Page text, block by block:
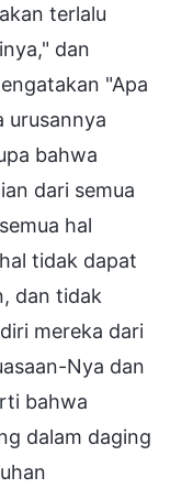
terlalu
dan
"Apa
urusannya
bahwa
dari semua
hal
tidak dapat
dan tidak
mereka dari
Nya dan
bahwa
dalam daging